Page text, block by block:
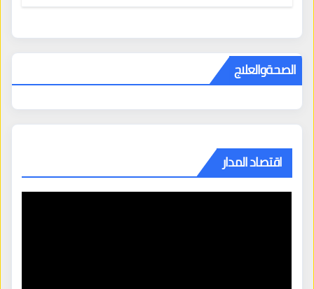
الصحةوالعلاج
اقتصاد المدار